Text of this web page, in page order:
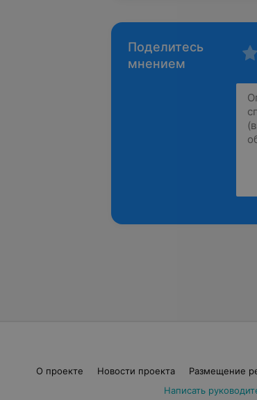
Поделитесь
мнением
О проекте Новости проекта Размещение
Написать